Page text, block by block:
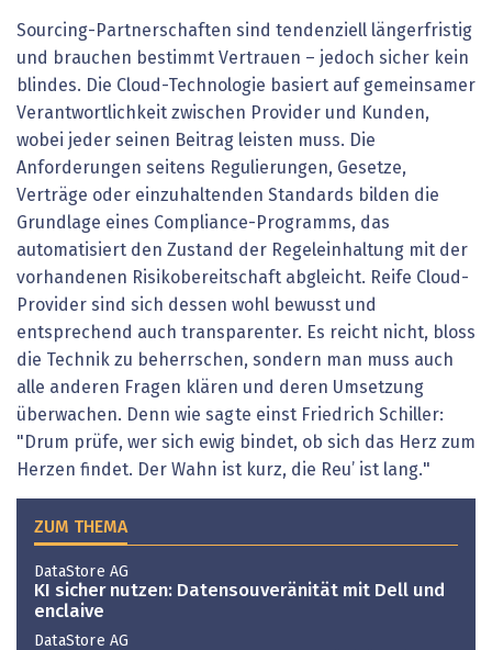
Sourcing-Partnerschaften sind tendenziell längerfristig
und brauchen bestimmt Vertrauen – jedoch sicher kein
blindes. Die Cloud-Technologie basiert auf gemeinsamer
Verantwortlichkeit zwischen Provider und Kunden,
wobei jeder seinen Beitrag leisten muss. Die
Anforderungen seitens Regulierungen, Gesetze,
Verträge oder einzuhaltenden Standards bilden die
Grundlage eines Compliance-Programms, das
automatisiert den Zustand der Regeleinhaltung mit der
vorhandenen Risikobereitschaft abgleicht. Reife Cloud-
Provider sind sich dessen wohl bewusst und
entsprechend auch transparenter. Es reicht nicht, bloss
die Technik zu beherrschen, sondern man muss auch
alle anderen Fragen klären und deren Umsetzung
überwachen. Denn wie sagte einst Friedrich Schiller:
"Drum prüfe, wer sich ewig bindet, ob sich das Herz zum
Herzen findet. Der Wahn ist kurz, die Reu’ ist lang."
ZUM THEMA
DataStore AG
KI sicher nutzen: Datensouveränität mit Dell und
enclaive
DataStore AG